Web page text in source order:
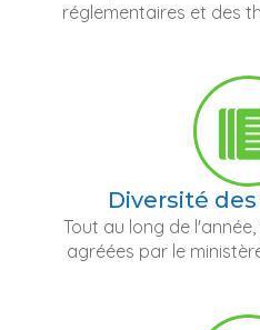
réglementaires et des
Diversité
Tout au long de
agréées par le